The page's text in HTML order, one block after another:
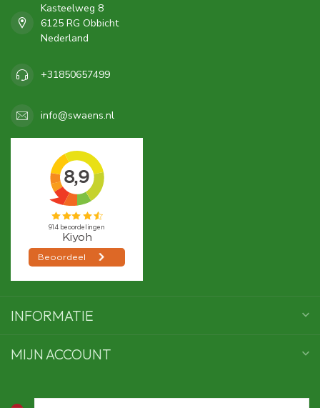
Kasteelweg 8
6125 RG Obbicht
Nederland
+31850657499
info@swaens.nl
INFORMATIE
MIJN ACCOUNT